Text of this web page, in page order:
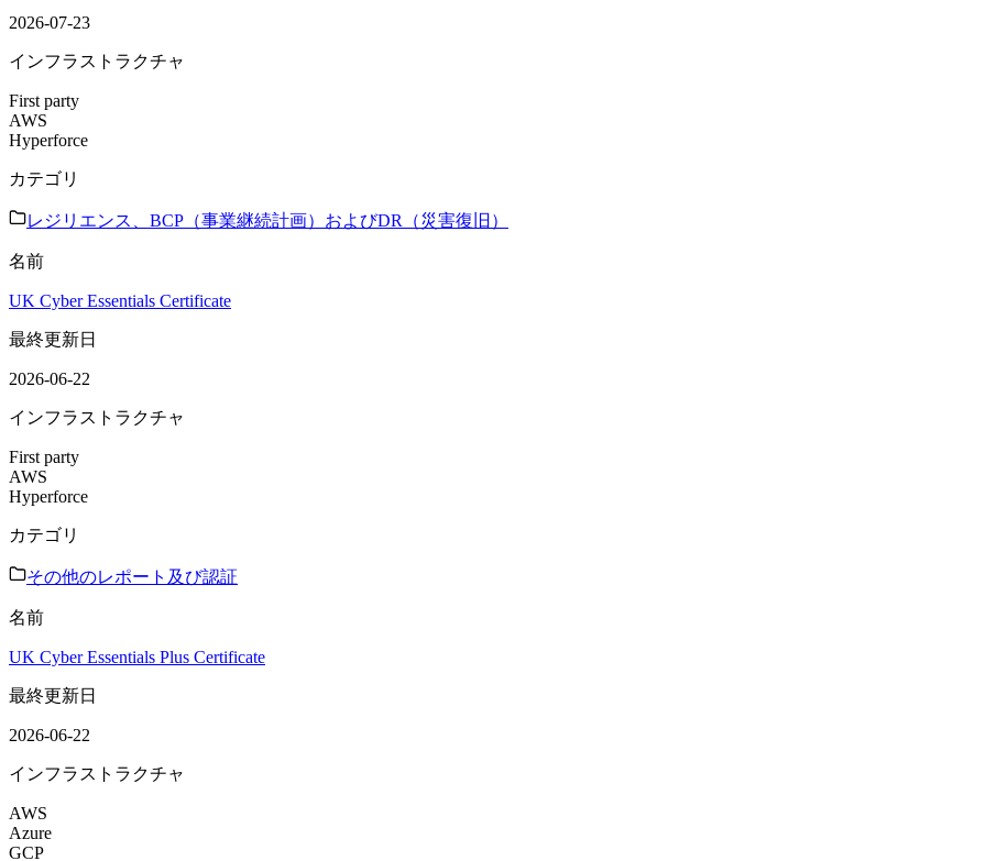
2026-07-23
インフラストラクチャ
First party
AWS
Hyperforce
カテゴリ
レジリエンス、BCP（事業継続計画）およびDR（災害復旧）
名前
UK Cyber Essentials Certificate
最終更新日
2026-06-22
インフラストラクチャ
First party
AWS
Hyperforce
カテゴリ
その他のレポート及び認証
名前
UK Cyber Essentials Plus Certificate
最終更新日
2026-06-22
インフラストラクチャ
AWS
Azure
GCP